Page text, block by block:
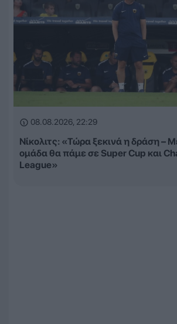
08.08.2026, 22:29
Νίκολιτς: «Τώρα ξεκινά η δράση –
ομάδα θα πάμε σε Super Cup και
League»